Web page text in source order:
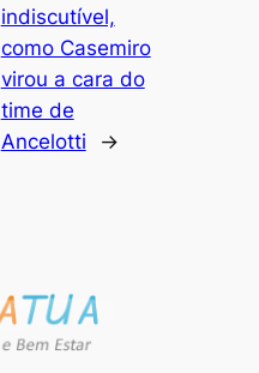
indiscutível,
como Casemiro
virou a cara do
time de
Ancelotti
→